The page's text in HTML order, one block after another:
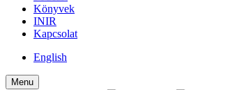
Könyvek
INIR
Kapcsolat
English
Menu